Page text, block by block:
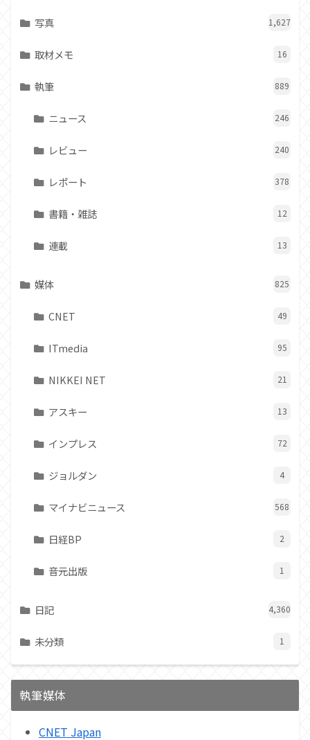
写真 1,627
取材メモ 16
執筆 889
ニュース 246
レビュー 240
レポート 378
書籍・雑誌 12
連載 13
媒体 825
CNET 49
ITmedia 95
NIKKEI NET 21
アスキー 13
インプレス 72
ジョルダン 4
マイナビニュース 568
日経BP 2
音元出版 1
日記 4,360
未分類 1
執筆媒体
CNET Japan